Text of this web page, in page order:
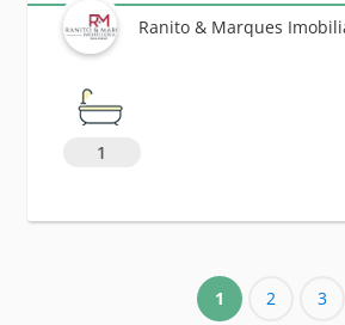
Ranito & Marques
1
1 2 3